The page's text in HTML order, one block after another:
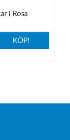
i Rosa
KÖP!